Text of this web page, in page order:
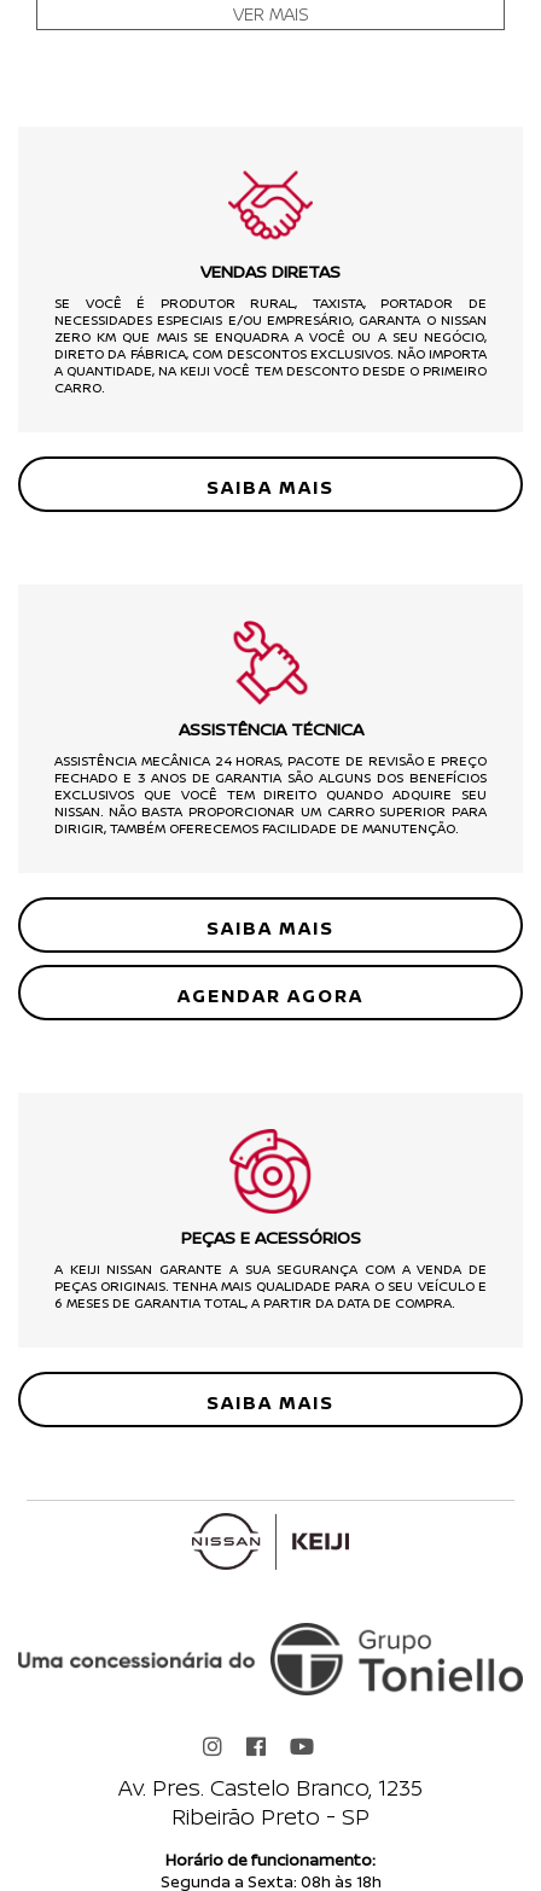
VER MAIS
VENDAS DIRETAS
SE VOCÊ É PRODUTOR RURAL, TAXISTA, PORTADOR DE
NECESSIDADES ESPECIAIS E/OU EMPRESÁRIO, GARANTA O NISSAN
ZERO KM QUE MAIS SE ENQUADRA A VOCÊ OU A SEU NEGÓCIO,
DIRETO DA FÁBRICA, COM DESCONTOS EXCLUSIVOS. NÃO IMPORTA
A QUANTIDADE, NA KEIJI VOCÊ TEM DESCONTO DESDE O PRIMEIRO
CARRO.
SAIBA MAIS
ASSISTÊNCIA TÉCNICA
ASSISTÊNCIA MECÂNICA 24 HORAS, PACOTE DE REVISÃO E PREÇO
FECHADO E 3 ANOS DE GARANTIA SÃO ALGUNS DOS BENEFÍCIOS
EXCLUSIVOS QUE VOCÊ TEM DIREITO QUANDO ADQUIRE SEU
NISSAN. NÃO BASTA PROPORCIONAR UM CARRO SUPERIOR PARA
DIRIGIR, TAMBÉM OFERECEMOS FACILIDADE DE MANUTENÇÃO.
SAIBA MAIS
AGENDAR AGORA
Cidade
Modelo
PEÇAS E ACESSÓRIOS
A KEIJI NISSAN GARANTE A SUA SEGURANÇA COM A VENDA DE
PEÇAS ORIGINAIS. TENHA MAIS QUALIDADE PARA O SEU VEÍCULO E
6 MESES DE GARANTIA TOTAL, A PARTIR DA DATA DE COMPRA.
SAIBA MAIS
Av. Pres. Castelo Branco, 1235
Ribeirão Preto - SP
Horário de funcionamento:
Segunda a Sexta: 08h às 18h